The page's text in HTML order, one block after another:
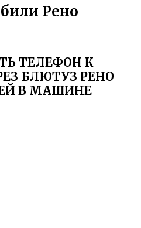
Рено
ТЕЛЕФОН К
БЛЮТУЗ РЕНО
В МАШИНЕ